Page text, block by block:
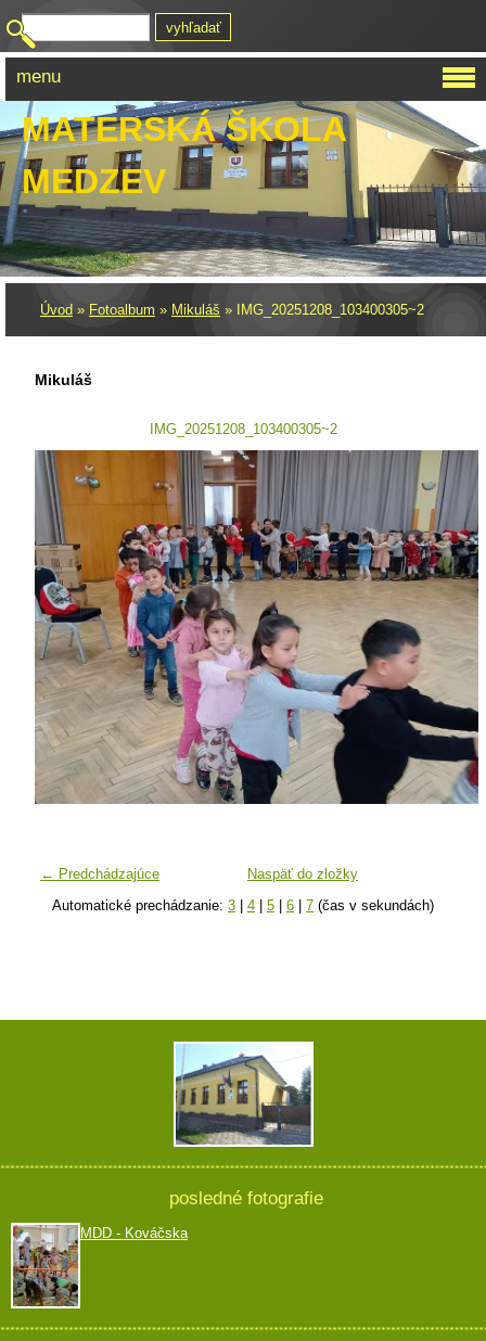
MATERSKÁ ŠKOLA
MEDZEV
Úvod » Fotoalbum » Mikuláš » IMG_20251208_103400305~2
Mikuláš
IMG_20251208_103400305~2
← Predchádzajúce
Naspäť do zložky
Automatické prechádzanie: 3 | 4 | 5 | 6 | 7 (čas v sekundách)
menu
posledné fotografie
MDD - Kováčska